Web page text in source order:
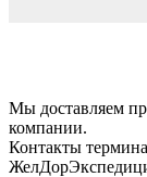
Мы доставляем
компании.
Контакты